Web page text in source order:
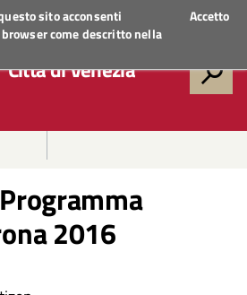
sito acconsenti
come descritto nella
Accetto
Città di Venezia
Condividi
su2016